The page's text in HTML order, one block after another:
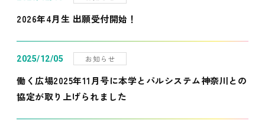
2026年4月生 出願受付開始！
2025/12/05 お知らせ
働く広場2025年11月号に本学とパルシステム神奈川との
協定が取り上げられました